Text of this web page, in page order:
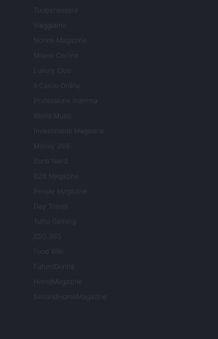
Tuobenessere
Viaggiamo
Nonne Magazine
Milano Cortina
Luxury Club
Il Calcio Online
Professione mamma
World Music
Investimenti Magazine
Money 365
Zona Nerd
B2B Magazine
People Magazine
Day Travel
Tutto Gaming
ESG 365
Food Wiki
FuturoDonna
HomeMagazine
SecondHomeMagazine